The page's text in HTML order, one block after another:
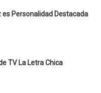
es Personalidad Destacada
TV La Letra Chica